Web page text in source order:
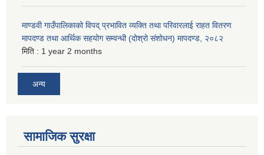
माण्डवी गाउँपालिकाको विपद् प्रभावित व्यक्ति तथा परिवारलाई राहत वितरण
मापदण्ड तथा आर्थिक सहयोग सम्वन्धी (दोश्रो संशोधन) मापदण्ड, २०८२
मिति : 1 year 2 months
अन्य
सामाजिक सुरक्षा